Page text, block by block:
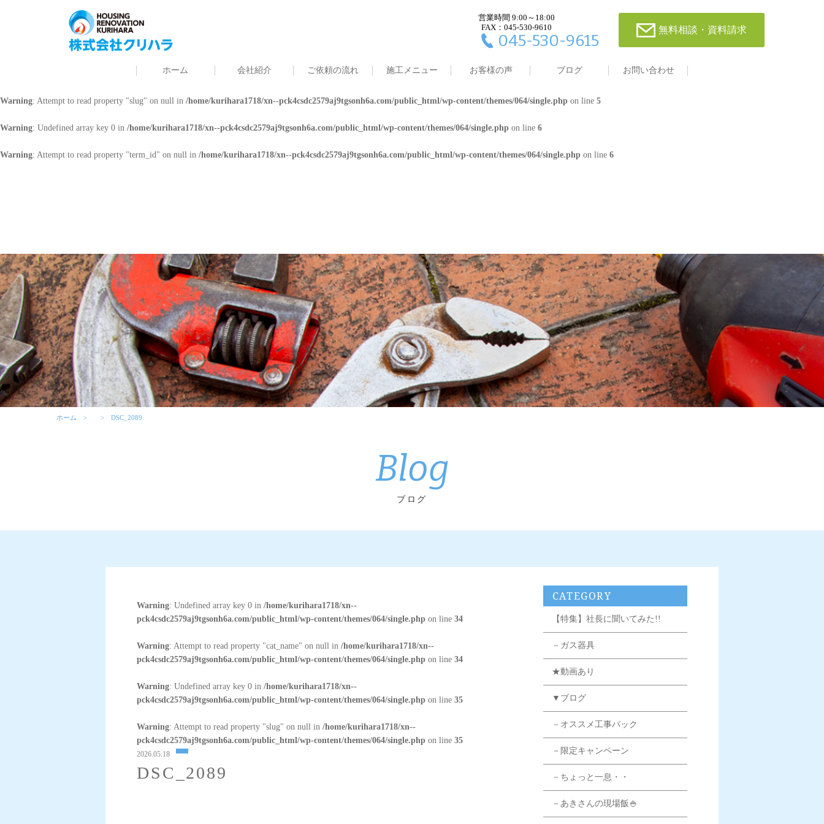
営業時間 9:00～18:00
FAX：045-530-9610
045-530-9615
無料相談・資料請求
ホーム 会社紹介 ご依頼の流れ 施工メニュー お客様の声 ブログ お問い合わせ
: Undefined array key 0 in/home/kurihara1718/xn--pck4csdc2579aj9tgsonh6a.com/public_html/wp-content/themes/064/single.phpon line4
: Attempt to read property "cat_name" on null in /home/kurihara1718/xn--pck4csdc2579aj9tgsonh6a.com/public_html/wp-content/themes/064/single.phpon line 4
/home/kurihara1718/xn--pck4csdc2579aj9tgsonh6a.com/public_html/wp-content/themes/064/single.phpon line
Warning: Attempt to read property "slug" on null in /home/kurihara1718/xn--pck4csdc2579aj9tgsonh6a.com/public_html/wp-content/themes/064/single.php on line 5
Warning: Undefined array key 0 in /home/kurihara1718/xn--pck4csdc2579aj9tgsonh6a.com/public_html/wp-content/themes/064/single.php on line 6
Warning: Attempt to read property "term_id" on null in /home/kurihara1718/xn--pck4csdc2579aj9tgsonh6a.com/public_html/wp-content/themes/064/single.php on line 6
ホーム DSC_2089
Blog
ブログ
Warning: Undefined array key 0 in/home/kurihara1718/xn--
pck4csdc2579aj9tgsonh6a.com/public_html/wp-content/themes/064/single.php on line34
Warning: Attempt to read property "cat_name" on null in/home/kurihara1718/xn--
pck4csdc2579aj9tgsonh6a.com/public_html/wp-content/themes/064/single.php on line34
Warning: Undefined array key 0 in/home/kurihara1718/xn--
pck4csdc2579aj9tgsonh6a.com/public_html/wp-content/themes/064/single.php on line35
Warning: Attempt to read property "slug" on null in/home/kurihara1718/xn--
pck4csdc2579aj9tgsonh6a.com/public_html/wp-content/themes/064/single.php on line35
2026.05.18
DSC_2089
CATEGORY
【特集】社長に聞いてみた!!
－ガス器具
★動画あり
▼ブログ
－オススメ工事パック
－限定キャンペーン
－ちょっと一息・・
－あきさんの現場飯🍚